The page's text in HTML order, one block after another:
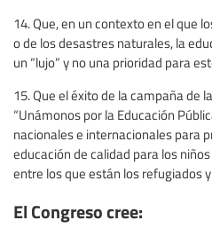
14. Que, en un contexto en el que
o de los desastres naturales, la
un “lujo” y no una prioridad para
15. Que el éxito de la campaña de
“Unámonos por la Educación
nacionales e internacionales para
educación de calidad para los
entre los que están los refugiados
El Congreso cree: